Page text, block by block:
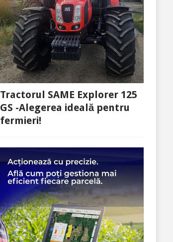
Tractorul SAME Explorer 125
GS -Alegerea ideală pentru
fermieri!